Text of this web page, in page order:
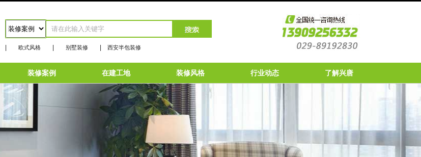
欧式风格 别墅装修 西安半包装修
装修案例 在建工地 装修风格 行业动态 了解兴唐